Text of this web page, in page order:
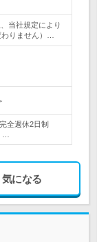
当社規定により
りません）…
全週休2日制
…
気になる